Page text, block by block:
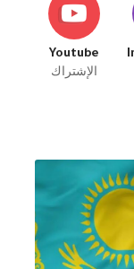
Youtube
الإشتراك